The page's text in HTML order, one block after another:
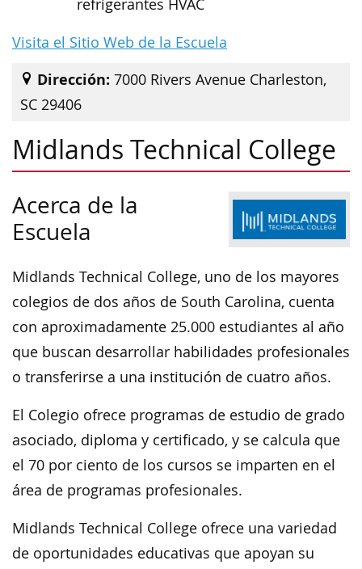
refrigerantes HVAC
Visita el Sitio Web de la Escuela
Dirección: 7000 Rivers Avenue Charleston,
SC 29406
Midlands Technical College
Acerca de la
Escuela
Midlands Technical College, uno de los mayores
colegios de dos años de South Carolina, cuenta
con aproximadamente 25.000 estudiantes al año
que buscan desarrollar habilidades profesionales
o transferirse a una institución de cuatro años.
El Colegio ofrece programas de estudio de grado
asociado, diploma y certificado, y se calcula que
el 70 por ciento de los cursos se imparten en el
área de programas profesionales.
Midlands Technical College ofrece una variedad
de oportunidades educativas que apoyan su